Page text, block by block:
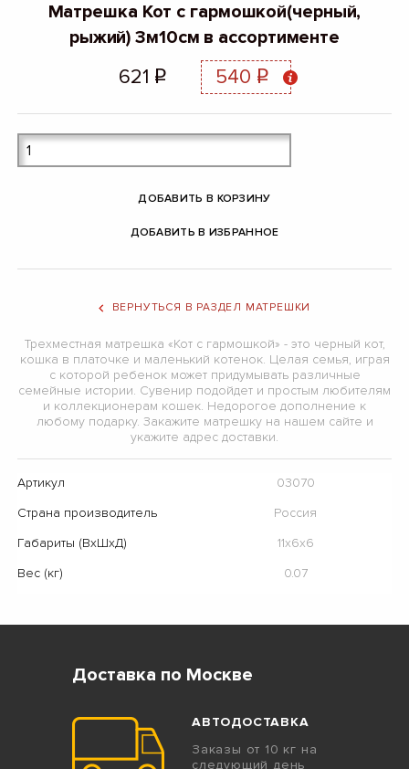
Матрешка Кот с гармошкой(черный,
рыжий) 3м10см в ассортименте
621 q 540 q
ДОБАВИТЬ В КОРЗИНУ
ДОБАВИТЬ В ИЗБРАННОЕ
ВЕРНУТЬСЯ В РАЗДЕЛ МАТРЕШКИ
Трехместная матрешка «Кот с гармошкой» - это черный кот,
кошка в платочке и маленький котенок. Целая семья, играя
с которой ребенок может придумывать различные
семейные истории. Сувенир подойдет и простым любителям
и коллекционерам кошек. Недорогое дополнение к
любому подарку. Закажите матрешку на нашем сайте и
укажите адрес доставки.
Артикул
03070
Страна производитель
Россия
Габариты (ВхШхД)
11х6х6
Вес (кг)
0.07
Доставка по Москве
АВТОДОСТАВКА
Заказы от 10 кг на
следующий день